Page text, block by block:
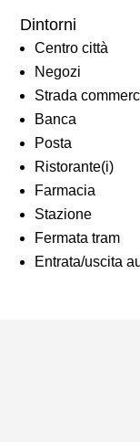
Dintorni
Centro città
Negozi
Strada
Banca
Posta
Ristorante(i)
Farmacia
Stazione
Fermata tram
Entrata/uscita